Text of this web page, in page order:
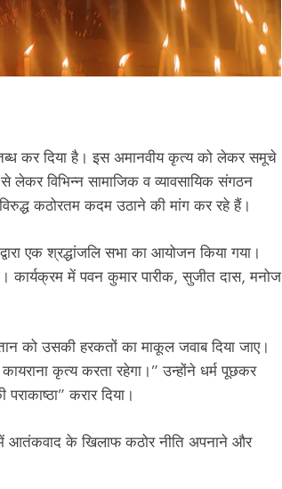
कर दिया है। इस अमानवीय कृत्य को लेकर समूचे
लेकर विभिन्न सामाजिक व व्यावसायिक संगठन
कठोरतम कदम उठाने की मांग कर रहे हैं।
एक श्रद्धांजलि सभा का आयोजन किया गया।
कार्यक्रम में पवन कुमार पारीक, सुजीत दास, मनोज
को उसकी हरकतों का माकूल जवाब दिया जाए।
कृत्य करता रहेगा।” उन्होंने धर्म पूछकर
करार दिया।
में आतंकवाद के खिलाफ कठोर नीति अपनाने और